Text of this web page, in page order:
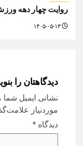
روایت چهار دهه
دیدگاهتان را
نشانی ایمیل
موردنیاز
دیدگاه *